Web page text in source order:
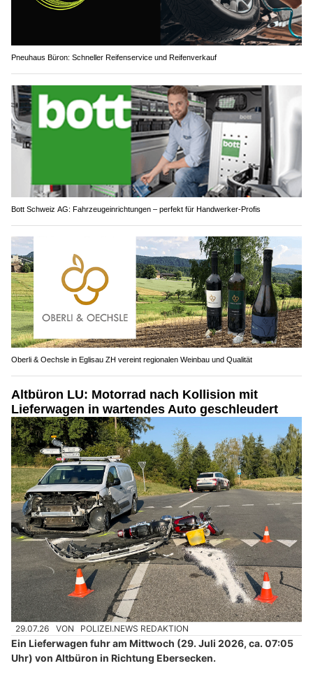
Pneuhaus Büron: Schneller Reifenservice und Reifenverkauf
Bott Schweiz AG: Fahrzeugeinrichtungen – perfekt für Handwerker-Profis
Oberli & Oechsle in Eglisau ZH vereint regionalen Weinbau und Qualität
Altbüron LU: Motorrad nach Kollision mit
Lieferwagen in wartendes Auto geschleudert
29.07.26 VON POLIZEI.NEWS REDAKTION
Ein Lieferwagen fuhr am Mittwoch (29. Juli 2026, ca. 07:05
Uhr) von Altbüron in Richtung Ebersecken.